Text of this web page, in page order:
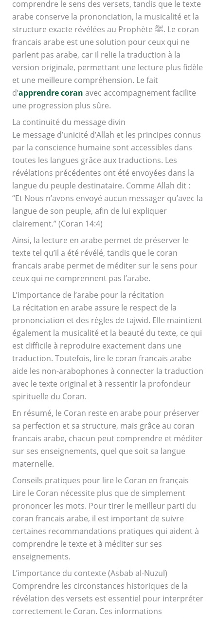
comprendre le sens des versets, tandis que le texte
arabe conserve la prononciation, la musicalité et la
structure exacte révélées au Prophète ﷺ. Le coran
francais arabe est une solution pour ceux qui ne
parlent pas arabe, car il relie la traduction à la
version originale, permettant une lecture plus fidèle
et une meilleure compréhension. Le fait
d’apprendre coran avec accompagnement facilite
une progression plus sûre.
La continuité du message divin
Le message d’unicité d’Allah et les principes connus
par la conscience humaine sont accessibles dans
toutes les langues grâce aux traductions. Les
révélations précédentes ont été envoyées dans la
langue du peuple destinataire. Comme Allah dit :
“Et Nous n’avons envoyé aucun messager qu’avec la
langue de son peuple, afin de lui expliquer
clairement.” (Coran 14:4)
Ainsi, la lecture en arabe permet de préserver le
texte tel qu’il a été révélé, tandis que le coran
francais arabe permet de méditer sur le sens pour
ceux qui ne comprennent pas l’arabe.
L’importance de l’arabe pour la récitation
La récitation en arabe assure le respect de la
prononciation et des règles de tajwid. Elle maintient
également la musicalité et la beauté du texte, ce qui
est difficile à reproduire exactement dans une
traduction. Toutefois, lire le coran francais arabe
aide les non-arabophones à connecter la traduction
avec le texte original et à ressentir la profondeur
spirituelle du Coran.
En résumé, le Coran reste en arabe pour préserver
sa perfection et sa structure, mais grâce au coran
francais arabe, chacun peut comprendre et méditer
sur ses enseignements, quel que soit sa langue
maternelle.
Conseils pratiques pour lire le Coran en français
Lire le Coran nécessite plus que de simplement
prononcer les mots. Pour tirer le meilleur parti du
coran francais arabe, il est important de suivre
certaines recommandations pratiques qui aident à
comprendre le texte et à méditer sur ses
enseignements.
L’importance du contexte (Asbab al-Nuzul)
Comprendre les circonstances historiques de la
révélation des versets est essentiel pour interpréter
correctement le Coran. Ces informations